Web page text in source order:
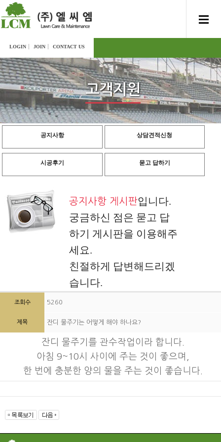
LOGIN JOIN CONTACT US
고객지원
공지사항 상담견적신청
시공후기 묻고 답하기
공지사항 게시판입니다.
궁금하신 점은 묻고 답
하기 게시판을 이용해주
세요.
친절하게 답변해드리겠
습니다.
조회수 5260
제목 잔디 물주기는 어떻게 해야 하나요?
잔디 물주기를 관수작업이라 합니다.
아침 9~10시 사이에 주는 것이 좋으며,
한 번에 충분한 양의 물을 주는 것이 좋습니다.